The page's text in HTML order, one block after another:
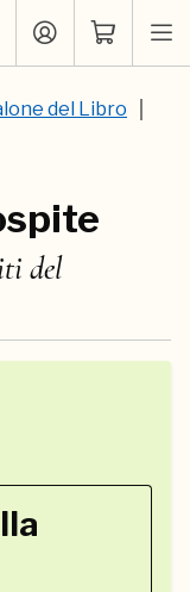
del Libro
del